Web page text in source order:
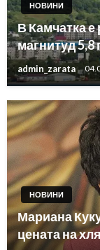
НОВИНИ
В Камчатка е
магнитуд 5,8
admin_zarata
НОВИНИ
Мариана
цената на